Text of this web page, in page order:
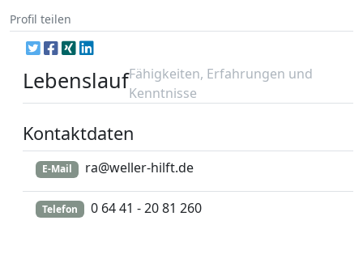
Profil teilen
LebenslaufFähigkeiten, Erfahrungen und
Kenntnisse
Kontaktdaten
E-Mail ra@weller-hilft.de
Telefon 0 64 41 - 20 81 260